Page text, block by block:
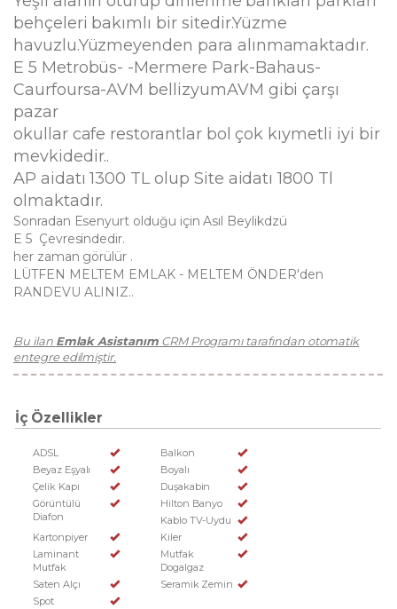
behçeleri bakımlı bir sitedir.Yüzme
havuzlu.Yüzmeyenden para alınmamaktadır.
E 5 Metrobüs- -Mermere Park-Bahaus-
Caurfoursa-AVM bellizyumAVM gibi çarşı
pazar
okullar cafe restorantlar bol çok kıymetli iyi bir
mevkidedir..
AP aidatı 1300 TL olup Site aidatı 1800 Tl
olmaktadır.
Sonradan Esenyurt olduğu için Asıl Beylikdzü
E 5 Çevresindedir.
her zaman görülür .
LÜTFEN MELTEM EMLAK - MELTEM ÖNDER'den
RANDEVU ALINIZ..
Bu ilan Emlak AsistanımCRM Programı tarafından otomatik
entegre edilmiştir.
İç Özellikler
ADSL
Balkon
Beyaz Eşyalı
Boyalı
Çelik Kapı
Duşakabin
Görüntülü
Diafon
Hilton Banyo
Kablo TV-Uydu
Kartonpiyer
Kiler
Laminant
Mutfak
Mutfak
Dogalgaz
Saten Alçı
Seramik Zemin
Spot